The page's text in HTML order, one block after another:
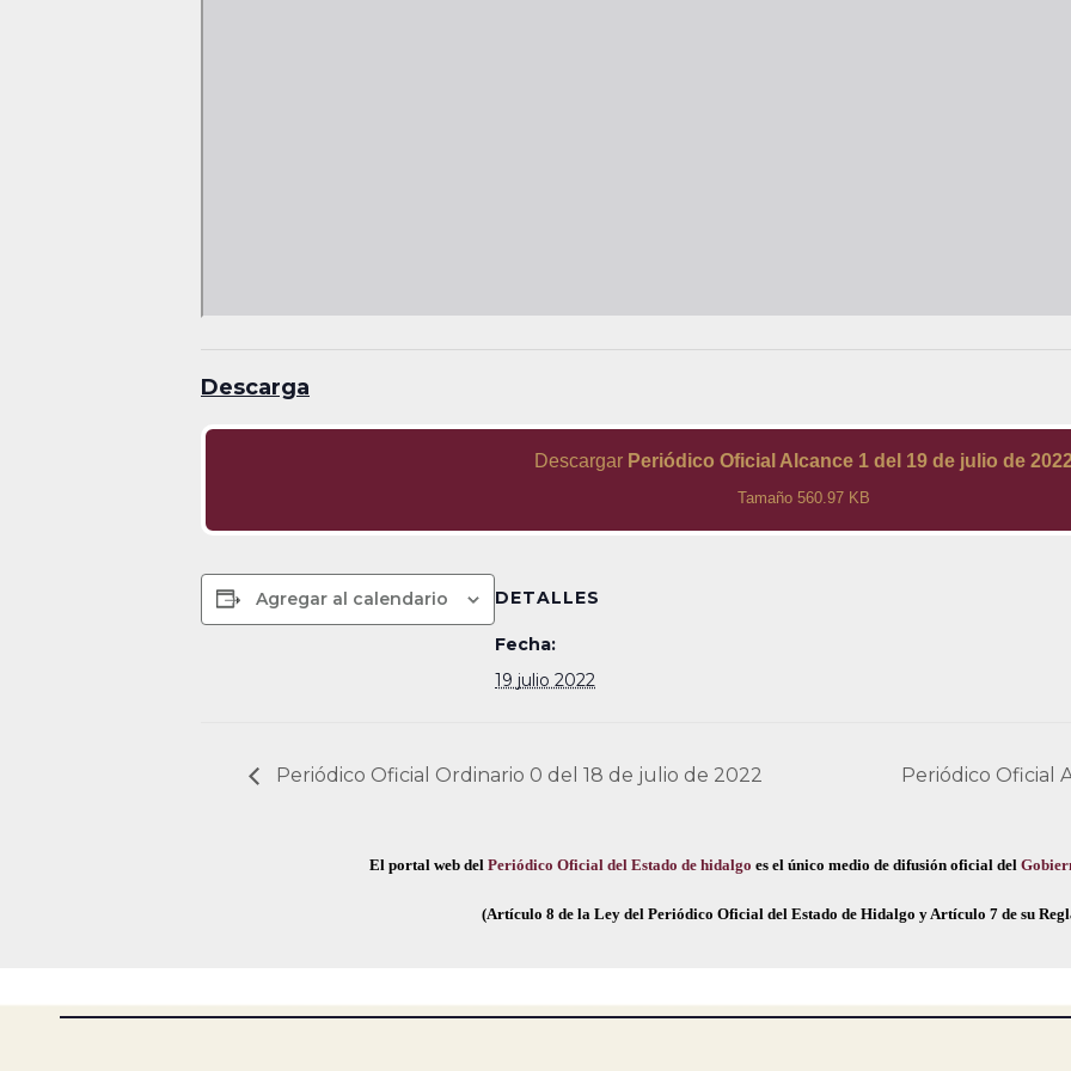
Descarga
Descargar Periódico Oficial Alcance 1 del 19 de julio de
Tamaño 560.97 KB
Agregar al calendario DETALLES
Fecha:
19 julio 2022
Periódico Oficial Ordinario 0 del 18 de julio de 2022 Periódico Oficial
El portal web del Periódico Oficial del Estado de hidalgo es el único medio de difusión oficial del
(Artículo 8 de la Ley del Periódico Oficial del Estado de Hidalgo y Artículo 7 de su